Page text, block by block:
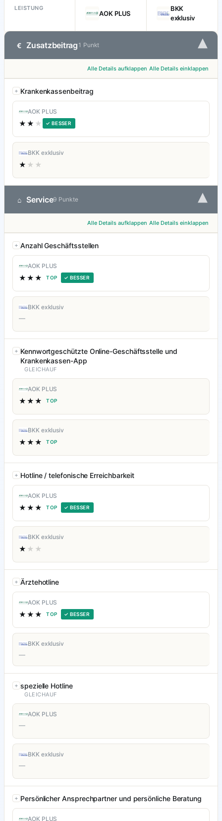
LEISTUNG
AOK PLUS
BKK
exklusiv
€ Zusatzbeitrag 1 Punkt ▾
Alle Details aufklappen Alle Details einklappen
Krankenkassenbeitrag
AOK PLUS
★★ ★ ✓ BESSER
BKK exklusiv
★ ★★
⌂ Service9 Punkte ▾
Alle Details aufklappen Alle Details einklappen
Anzahl Geschäftsstellen
AOK PLUS
★★★ TOP ✓ BESSER
BKK exklusiv
—
Kennwortgeschützte Online-Geschäftsstelle und
Krankenkassen-App
GLEICHAUF
AOK PLUS
★★★ TOP
BKK exklusiv
★★★ TOP
Hotline / telefonische Erreichbarkeit
AOK PLUS
★★★ TOP ✓ BESSER
BKK exklusiv
★ ★★
Ärztehotline
AOK PLUS
★★★ TOP ✓ BESSER
BKK exklusiv
—
spezielle Hotline
GLEICHAUF
AOK PLUS
—
BKK exklusiv
—
Persönlicher Ansprechpartner und persönliche Beratung
AOK PLUS